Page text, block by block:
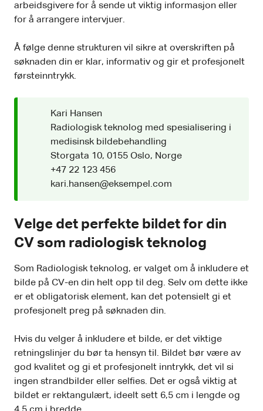
arbeidsgivere for å sende ut viktig informasjon eller
for å arrangere intervjuer.
Å følge denne strukturen vil sikre at overskriften på
søknaden din er klar, informativ og gir et profesjonelt
førsteinntrykk.
Kari Hansen
Radiologisk teknolog med spesialisering i
medisinsk bildebehandling
Storgata 10, 0155 Oslo, Norge
+47 22 123 456
kari.hansen@eksempel.com
Velge det perfekte bildet for din
CV som radiologisk teknolog
Som Radiologisk teknolog, er valget om å inkludere et
bilde på CV-en din helt opp til deg. Selv om dette ikke
er et obligatorisk element, kan det potensielt gi et
profesjonelt preg på søknaden din.
Hvis du velger å inkludere et bilde, er det viktige
retningslinjer du bør ta hensyn til. Bildet bør være av
god kvalitet og gi et profesjonelt inntrykk, det vil si
ingen strandbilder eller selfies. Det er også viktig at
bildet er rektangulært, ideelt sett 6,5 cm i lengde og